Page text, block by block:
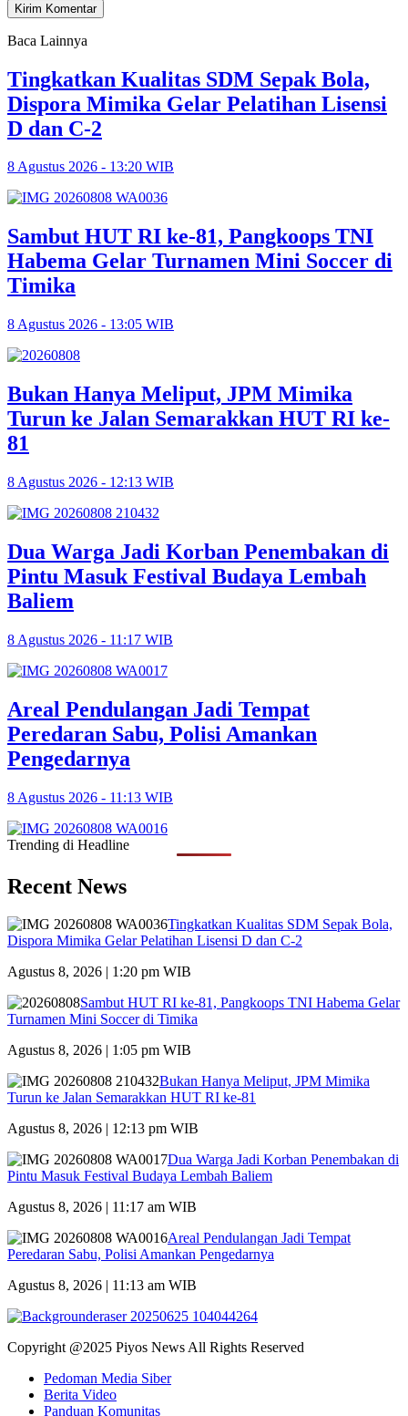
Baca Lainnya
Tingkatkan Kualitas SDM Sepak Bola,
Dispora Mimika Gelar Pelatihan Lisensi
D dan C-2
8 Agustus 2026 - 13:20 WIB
Sambut HUT RI ke-81, Pangkoops TNI
Habema Gelar Turnamen Mini Soccer di
Timika
8 Agustus 2026 - 13:05 WIB
Bukan Hanya Meliput, JPM Mimika
Turun ke Jalan Semarakkan HUT RI ke-
81
8 Agustus 2026 - 12:13 WIB
Dua Warga Jadi Korban Penembakan di
Pintu Masuk Festival Budaya Lembah
Baliem
8 Agustus 2026 - 11:17 WIB
Areal Pendulangan Jadi Tempat
Peredaran Sabu, Polisi Amankan
Pengedarnya
8 Agustus 2026 - 11:13 WIB
Trending di Headline
Recent News
Tingkatkan Kualitas SDM Sepak Bola,
Dispora Mimika Gelar Pelatihan Lisensi D dan C-2
Agustus 8, 2026 | 1:20 pm WIB
Sambut HUT RI ke-81, Pangkoops TNI Habema Gelar
Turnamen Mini Soccer di Timika
Agustus 8, 2026 | 1:05 pm WIB
Bukan Hanya Meliput, JPM Mimika
Turun ke Jalan Semarakkan HUT RI ke-81
Agustus 8, 2026 | 12:13 pm WIB
Dua Warga Jadi Korban Penembakan di
Pintu Masuk Festival Budaya Lembah Baliem
Agustus 8, 2026 | 11:17 am WIB
Areal Pendulangan Jadi Tempat
Peredaran Sabu, Polisi Amankan Pengedarnya
Agustus 8, 2026 | 11:13 am WIB
Copyright @2025 Piyos News All Rights Reserved
Pedoman Media Siber
Berita Video
Panduan Komunitas